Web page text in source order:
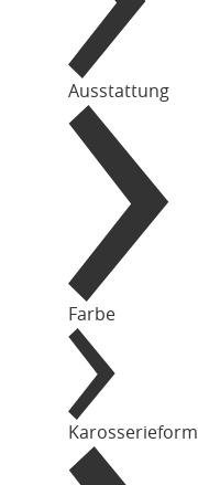
Ausstattung
Farbe
Karosserieform